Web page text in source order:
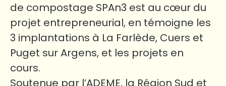
de compostage SPAn3 est au cœur du
projet entrepreneurial, en témoigne les
3 implantations à La Farlède, Cuers et
Puget sur Argens, et les projets en
cours.
Soutenue par l’ADEME, la Région Sud et